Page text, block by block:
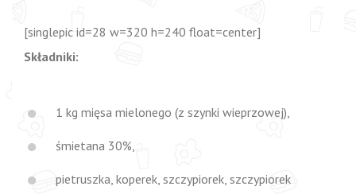
[singlepic id=28 w=320 h=240 float=center]
Składniki:
1 kg mięsa mielonego (z szynki wieprzowej),
śmietana 30%,
pietruszka, koperek, szczypiorek, szczypiorek